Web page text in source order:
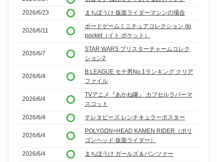
2026/6/23
まちぼうけ 仮面ライダーマシンの場合
2026/6/11
ボードゲームミニチュアコレクション ito
pocket（イト ポケット）
2026/6/7
STAR WARS ブリスターチャームコレク
ション2
2026/6/4
B.LEAGUE モテ男No.1ランキング クリア
ファイル
2026/6/4
TVアニメ『あかね噺』 カプセルラバーマ
スコット
2026/6/4
テレタビーズ レンチキュラーポスター
2026/6/4
POLYGΩN×HEAD KAMEN RIDER（ポリ
ゴンヘッド 仮面ライダー）
2026/6/4
まちぼうけ ガールズ＆パンツァー